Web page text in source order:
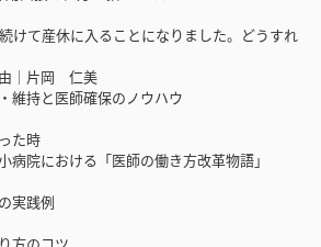
けて産休に入ることになりました。どうすれ
｜片岡 仁美
維持と医師確保のノウハウ
た時
院における「医師の働き方改革物語」
実践例